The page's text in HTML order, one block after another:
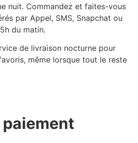
nuit. Commandez et faites-vous
par Appel, SMS, Snapchat ou
du matin.
de livraison nocturne pour
même lorsque tout le reste
paiement